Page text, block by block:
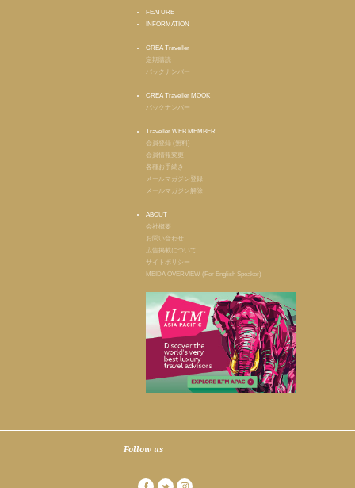
FEATURE
INFORMATION
CREA Traveller
定期購読
バックナンバー
CREA Traveller MOOK
バックナンバー
Traveller WEB MEMBER
会員登録 (無料)
会員情報変更
各種お手続き
メールマガジン登録
メールマガジン解除
ABOUT
会社概要
お問い合わせ
広告掲載について
サイトポリシー
MEIDA OVERVIEW (For English Speaker)
Follow us